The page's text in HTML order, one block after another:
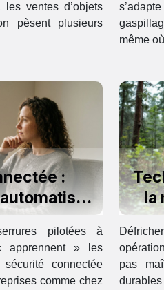
ventes d’objets
pèsent plusieurs
même
:
?
pilotées à
apprennent » les
connectée
comme chez
la
pas